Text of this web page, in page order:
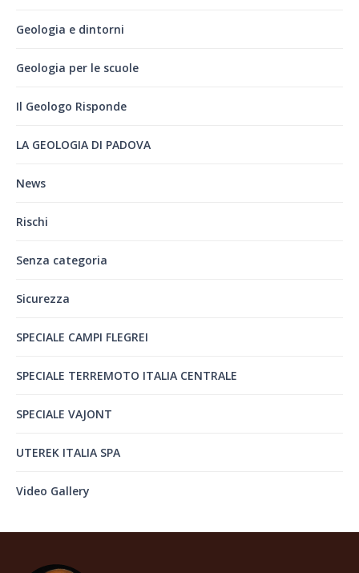
Geologia e dintorni
Geologia per le scuole
Il Geologo Risponde
LA GEOLOGIA DI PADOVA
News
Rischi
Senza categoria
Sicurezza
SPECIALE CAMPI FLEGREI
SPECIALE TERREMOTO ITALIA CENTRALE
SPECIALE VAJONT
UTEREK ITALIA SPA
Video Gallery